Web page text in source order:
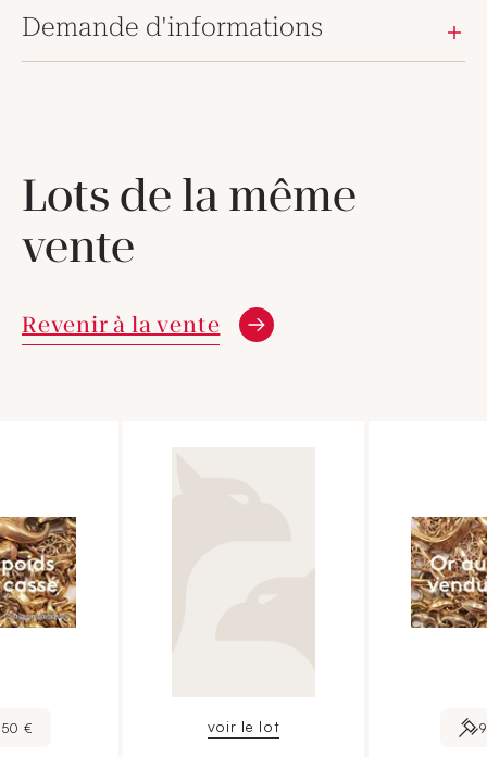
Demande d'informations
Lots de la même
vente
Revenir à la vente
€ voir le lot